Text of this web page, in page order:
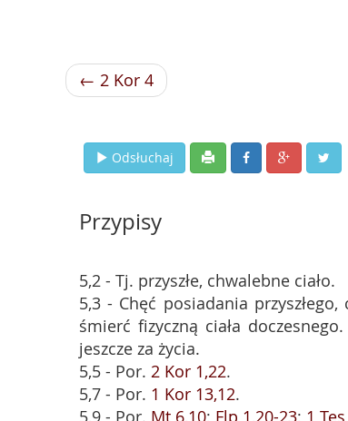
← 2 Kor 4
Odsłuchaj
Przypisy
5,2 - Tj. przyszłe, chwalebne ciało.
5,3 - Chęć posiadania
śmierć fizyczną ciała
jeszcze za życia.
5,5 - Por. 2 Kor 1,22.
5,7 - Por. 1 Kor 13,12.
5,9 - Por. Mt 6,10; Flp 1,20-23; 1